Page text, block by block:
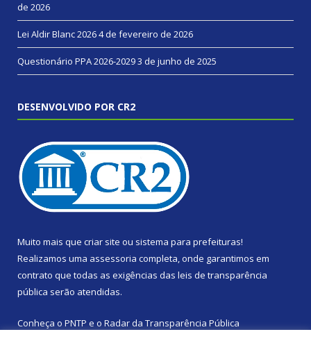
de 2026
Lei Aldir Blanc 20264 de fevereiro de 2026
Questionário PPA 2026-20293 de junho de 2025
DESENVOLVIDO POR CR2
Muito mais que criar site ou sistema para prefeituras!
Realizamos uma assessoria completa, onde garantimos em
contrato que todas as exigências das leis de transparência
pública serão atendidas.
Conheça o PNTP e o Radar da Transparência Pública